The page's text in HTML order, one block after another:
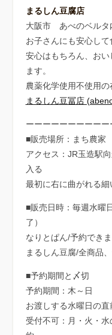
まるしん豆腐店
大阪市 あべのベルタ
お子さんにも安心し
安心はもちろん、お
ます。
農薬化学使用不使用の
まるしん豆冨店
ーーーーーーーーー
■販売場所：まち農
アクセス：JR玉造駅
入る
最初に右に曲がれる細
■販売日時：毎週水
了）
なりとぱん/予約でき
まるしん豆腐/全商品
■予約期間と〆切
予約期間：木～日
お渡しする水曜日の
受付不可：月・火・